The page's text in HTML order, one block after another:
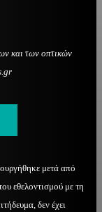
και των οπτικών
μετά από
εθελοντισμού με τη
δεν έχει